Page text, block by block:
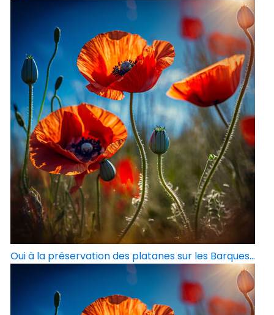
Oui à la préservation des platanes sur les Barques...